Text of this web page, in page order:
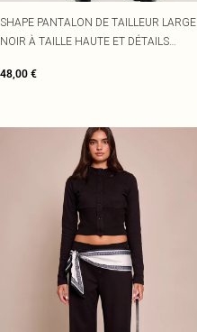
SHAPE PANTALON DE TAILLEUR LARGE
NOIR À TAILLE HAUTE ET DÉTAILS
48,00 €